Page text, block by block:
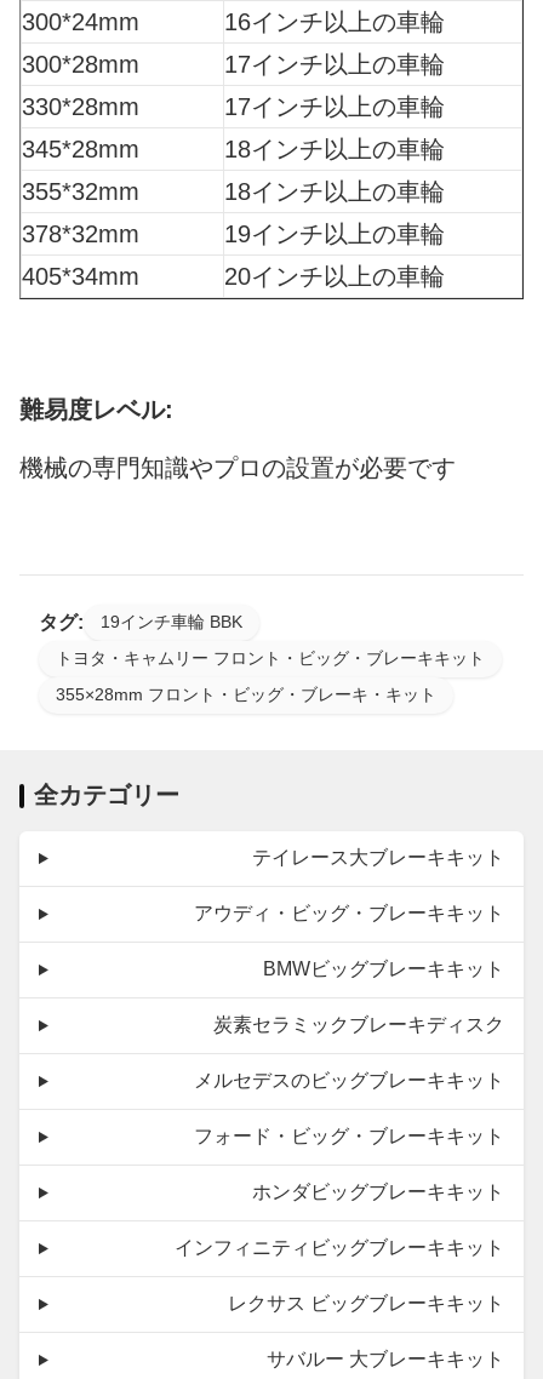
300*24mm
16インチ以上の車輪
300*28mm
17インチ以上の車輪
330*28mm
17インチ以上の車輪
345*28mm
18インチ以上の車輪
355*32mm
18インチ以上の車輪
378*32mm
19インチ以上の車輪
405*34mm
20インチ以上の車輪
難易度レベル:
機械の専門知識やプロの設置が必要です
タグ:
19インチ車輪 BBK
トヨタ・キャムリー フロント・ビッグ・ブレーキキット
355×28mm フロント・ビッグ・ブレーキ・キット
全カテゴリー
テイレース大ブレーキキット
アウディ・ビッグ・ブレーキキット
BMWビッグブレーキキット
炭素セラミックブレーキディスク
メルセデスのビッグブレーキキット
フォード・ビッグ・ブレーキキット
ホンダビッグブレーキキット
インフィニティビッグブレーキキット
レクサス ビッグブレーキキット
サバルー 大ブレーキキット